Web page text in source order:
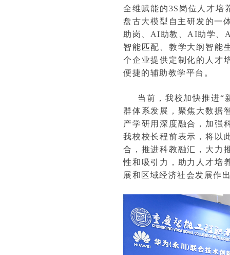
全维赋能的3S岗位人才培
盘古大模型自主研发的一
助岗、AI助教、AI助学、
智能匹配、教学大纲智能
个企业提供定制化的人才
便捷的辅助教学平台。
当前，我校加快推进“
群体系发展，聚焦大数据
产学研用深度融合，加强
我校校长程前表示，将以
合，推进科教融汇，大力
性和吸引力，助力人才培
展和区域经济社会发展作